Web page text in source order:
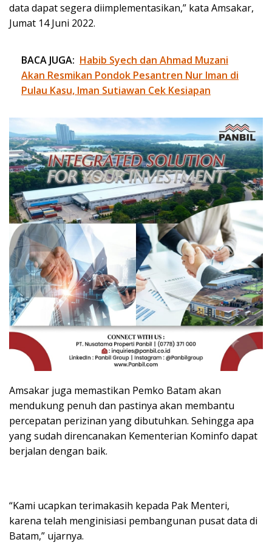
data dapat segera diimplementasikan,” kata Amsakar,
Jumat 14 Juni 2022.
BACA JUGA: Habib Syech dan Ahmad Muzani
Akan Resmikan Pondok Pesantren Nur Iman di
Pulau Kasu, Iman Sutiawan Cek Kesiapan
Amsakar juga memastikan Pemko Batam akan
mendukung penuh dan pastinya akan membantu
percepatan perizinan yang dibutuhkan. Sehingga apa
yang sudah direncanakan Kementerian Kominfo dapat
berjalan dengan baik.
“Kami ucapkan terimakasih kepada Pak Menteri,
karena telah menginisiasi pembangunan pusat data di
Batam,” ujarnya.